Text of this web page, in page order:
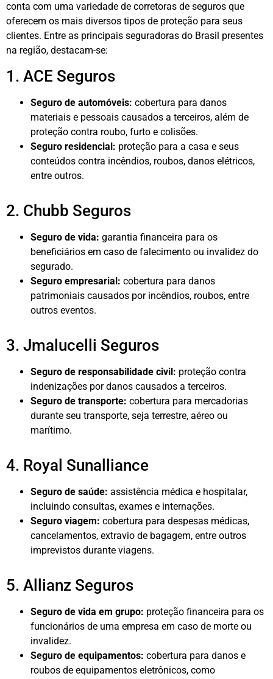
conta com uma variedade de corretoras de seguros que
oferecem os mais diversos tipos de proteção para seus
clientes. Entre as principais seguradoras do Brasil presentes
na região, destacam-se:
1. ACE Seguros
Seguro de automóveis: cobertura para danos
materiais e pessoais causados a terceiros, além de
proteção contra roubo, furto e colisões.
Seguro residencial: proteção para a casa e seus
conteúdos contra incêndios, roubos, danos elétricos,
entre outros.
2. Chubb Seguros
Seguro de vida: garantia financeira para os
beneficiários em caso de falecimento ou invalidez do
segurado.
Seguro empresarial: cobertura para danos
patrimoniais causados por incêndios, roubos, entre
outros eventos.
3. Jmalucelli Seguros
Seguro de responsabilidade civil: proteção contra
indenizações por danos causados a terceiros.
Seguro de transporte: cobertura para mercadorias
durante seu transporte, seja terrestre, aéreo ou
marítimo.
4. Royal Sunalliance
Seguro de saúde: assistência médica e hospitalar,
incluindo consultas, exames e internações.
Seguro viagem: cobertura para despesas médicas,
cancelamentos, extravio de bagagem, entre outros
imprevistos durante viagens.
5. Allianz Seguros
Seguro de vida em grupo: proteção financeira para os
funcionários de uma empresa em caso de morte ou
invalidez.
Seguro de equipamentos: cobertura para danos e
roubos de equipamentos eletrônicos, como